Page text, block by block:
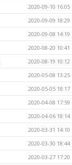
2020-09-10 16:05
2020-09-09 18:29
2020-09-08 14:19
2020-08-20 10:41
2020-08-19 10:12
2020-05-08 13:25
2020-05-05 18:17
2020-04-08 17:59
2020-04-06 18:14
2020-03-31 14:10
2020-03-30 18:44
2020-03-27 17:20